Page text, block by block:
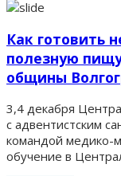
Как готовить
полезную
общины
3,4 декабря
с адвентистским
командой медико-
обучение в